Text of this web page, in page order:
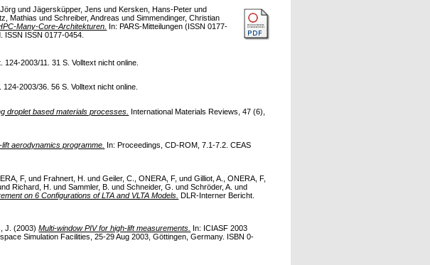
undJägersküpper, Jens undKersken, Hans-Peter und
Mathias undSchreiber, Andreas undSimmendinger, Christian
Many-Core-Architekturen. In: PARS-Mitteilungen (ISSN 0177-
ISSN 0177-0454.
2003/11. 31 S. Volltext nicht online.
2003/36. 56 S. Volltext nicht online.
droplet based materials processes. International Materials Reviews, 47 (6),
aerodynamics programme. In: Proceedings, CD-ROM, 7.1-7.2. CEAS
F,undFrahnert, H. undGeiler, C., ONERA, F,undGilliot, A., ONERA, F,
Richard, H. undSammler, B. undSchneider, G. undSchröder, A. und
on 6 Configurations of LTA and VLTA Models. DLR-Interner Bericht.
J. (2003)Multi-window PIV for high-lift measurements.
In: ICIASF 2003
Simulation Facilities, 25-29 Aug 2003, Göttingen, Germany. ISBN 0-